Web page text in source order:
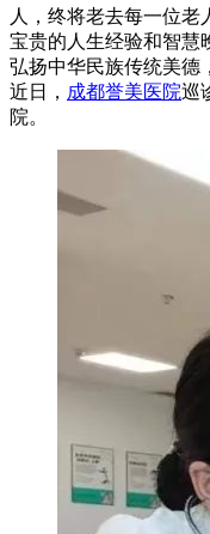
人，终将老去每一位老
宝贵的人生经验和智慧
弘扬中华民族传统美德
近日， 成都誉美医院巡
院。